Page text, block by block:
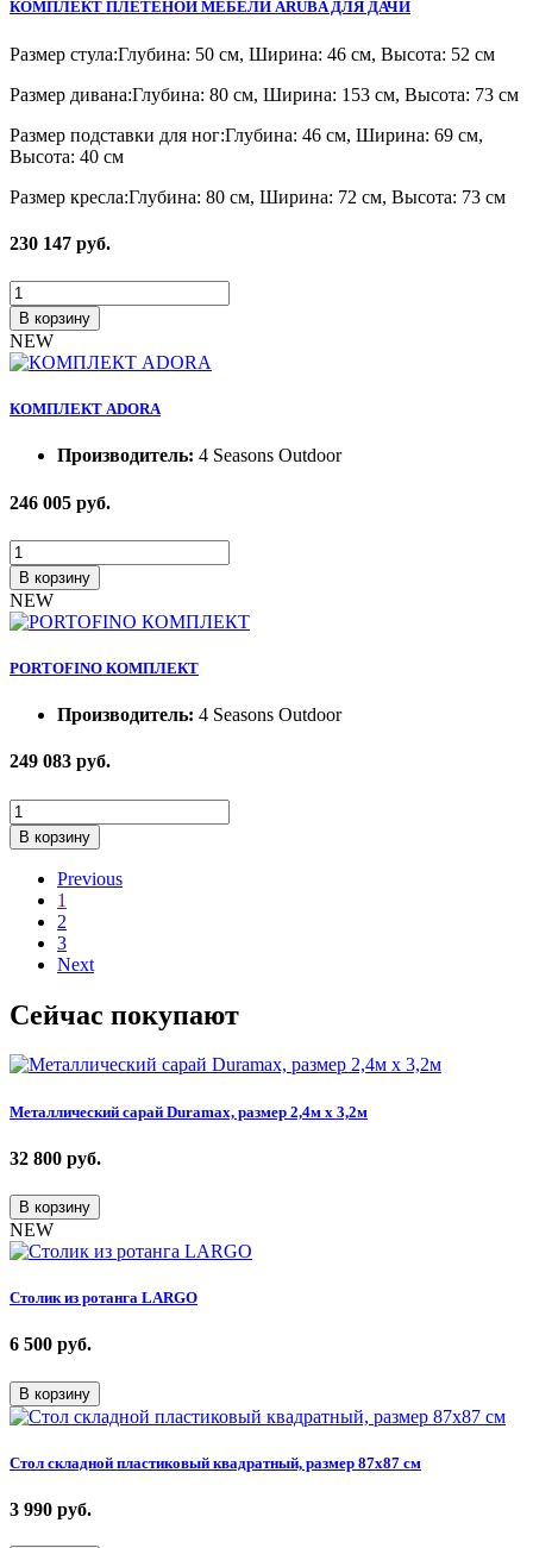
КОМПЛЕКТ ПЛЕТЕНОЙ МЕБЕЛИ ARUBA ДЛЯ ДАЧИ
Размер стула:Глубина: 50 см, Ширина: 46 см, Высота: 52 см
Размер дивана:Глубина: 80 см, Ширина: 153 см, Высота: 73 см
Размер подставки для ног:Глубина: 46 см, Ширина: 69 см,
Высота: 40 см
Размер кресла:Глубина: 80 см, Ширина: 72 см, Высота: 73 см
230 147 руб.
В корзину
NEW
КОМПЛЕКТ ADORA
Производитель: 4 Seasons Outdoor
246 005 руб.
В корзину
NEW
PORTOFINO КОМПЛЕКТ
Производитель: 4 Seasons Outdoor
249 083 руб.
В корзину
Previous
1
2
3
Next
Сейчас покупают
Металлический сарай Duramax, размер 2,4м х 3,2м
32 800 руб.
В корзину
NEW
Столик из ротанга LARGO
6 500 руб.
В корзину
Стол складной пластиковый квадратный, размер 87х87 см
3 990 руб.